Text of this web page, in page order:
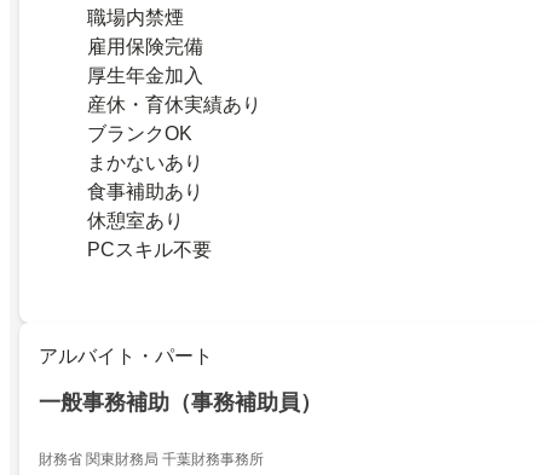
職場内禁煙
雇用保険完備
厚生年金加入
産休・育休実績あり
ブランクOK
まかないあり
食事補助あり
休憩室あり
PCスキル不要
アルバイト・パート
一般事務補助（事務補助員）
財務省 関東財務局 千葉財務事務所